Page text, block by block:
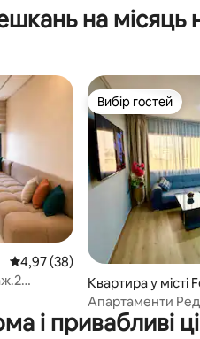
на місяць
Середня оцінка: 4,97 з 5,
4,97 (38)
Вибір гостей
Вибір гостей
Квартира у місті
Апартаменти
всього)
і привабливі